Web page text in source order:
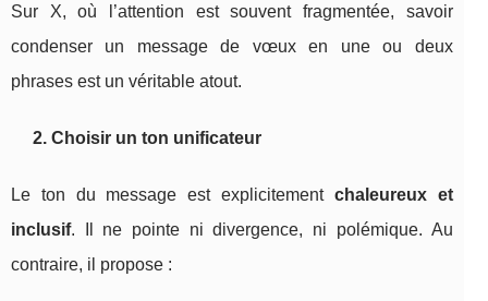
Sur X, où l’attention est souvent fragmentée, savoir
condenser un message de vœux en une ou deux
phrases est un véritable atout.
2. Choisir un ton unificateur
Le ton du message est explicitement chaleureux et
inclusif. Il ne pointe ni divergence, ni polémique. Au
contraire, il propose :